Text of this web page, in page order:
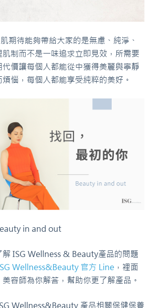
期待能夠帶給大家的是無慮、純淨、
制而不是一味追求立即見效，所需要
價讓每個人都能從中獲得美麗與寧靜
惱，每個人都能享受純粹的美好。
in and out
解 ISG Wellness & Beauty產品的問題
Wellness&Beauty 官方 Line，裡面
容師為你解答，幫助你更了解產品。
Wellness&Beauty 產品相關保健保養